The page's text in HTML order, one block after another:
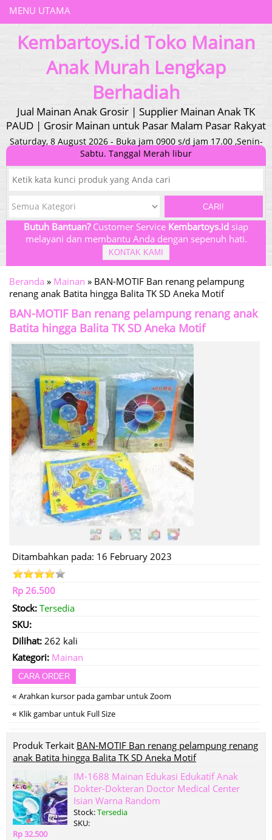
MENU UTAMA
Kembartoys.id Toko Mainan
Anak Murah Lengkap
Berhadiah
Jual Mainan Anak Grosir | Supplier Mainan Anak TK
PAUD | Grosir Mainan untuk Pasar Malam Pasar Rakyat
Saturday, 8 August 2026 - Buka jam 0900 s/d jam 17.00 ,Senin-
Sabtu. Tanggal Merah libur
CARI!
Butuh Bantuan?Customer Service Kembartoys.id siap
melayani dan membantu Anda dengan sepenuh hati.
KONTAK KAMI
Beranda » Mainan » BAN-MOTIF Ban renang pelampung
renang anak Batita hingga Balita TK SD Aneka Motif
BAN-MOTIF Ban renang pelampung renang anak
Batita hingga Balita TK SD Aneka Motif
Ditambahkan pada: 16 February 2023
Rp 26.500
Stock: Tersedia
SKU:
Dilihat: 262 kali
Kategori: Mainan
CARA ORDER
« Arahkan kursor pada gambar untuk Zoom
« Klik gambar untuk Full Size
Produk Terkait BAN-MOTIF Ban renang pelampung renang
anak Batita hingga Balita TK SD Aneka Motif
IM-1688 Mainan Edukasi Edukatif Anak
Dokter-Dokteran Doctor Medical Center
Isian Warna Random
Stock:Tersedia
SKU:
Rp 32.500